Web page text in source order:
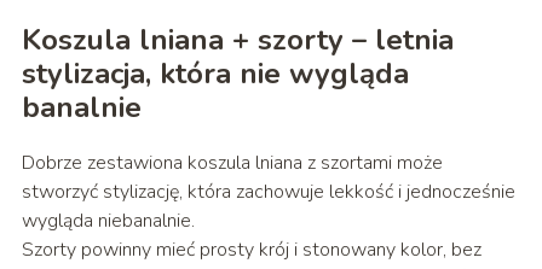
Koszula lniana + szorty – letnia
stylizacja, która nie wygląda
banalnie
Dobrze zestawiona koszula lniana z szortami może
stworzyć stylizację, która zachowuje lekkość i jednocześnie
wygląda niebanalnie.
Szorty powinny mieć prosty krój i stonowany kolor, bez